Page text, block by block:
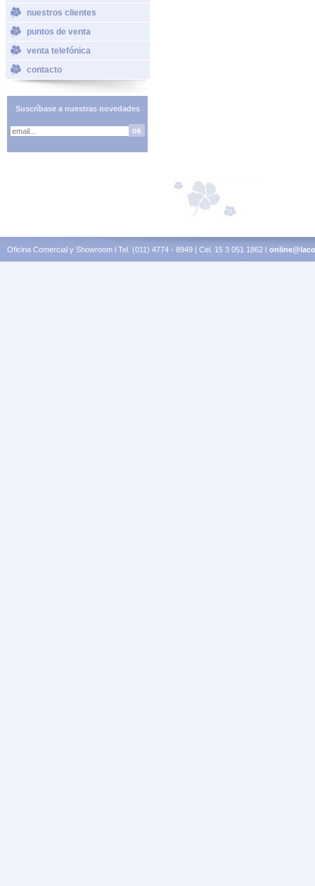
nuestros clientes
puntos de venta
venta telefónica
contacto
Suscríbase a nuestras novedades
Oficina Comercial y Showroom l Tel. (011) 4774 - 8949 | Cel. 15 3 051 1862 l